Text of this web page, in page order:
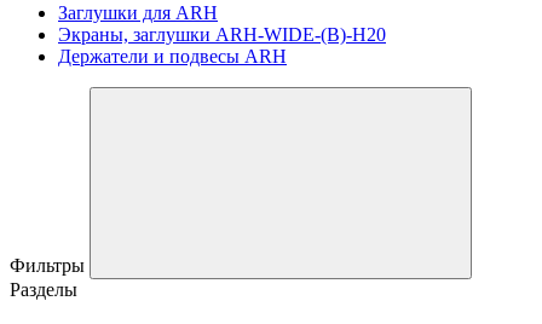
Заглушки для ARH
Экраны, заглушки ARH-WIDE-(B)-H20
Держатели и подвесы ARH
Фильтры
Разделы